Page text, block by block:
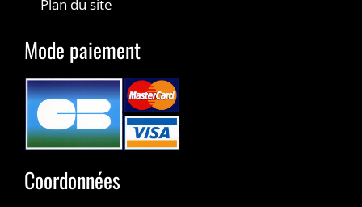
Plan du site
Mode paiement
Coordonnées